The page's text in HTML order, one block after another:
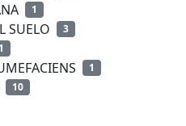
1
SUELO 3
1
1
10